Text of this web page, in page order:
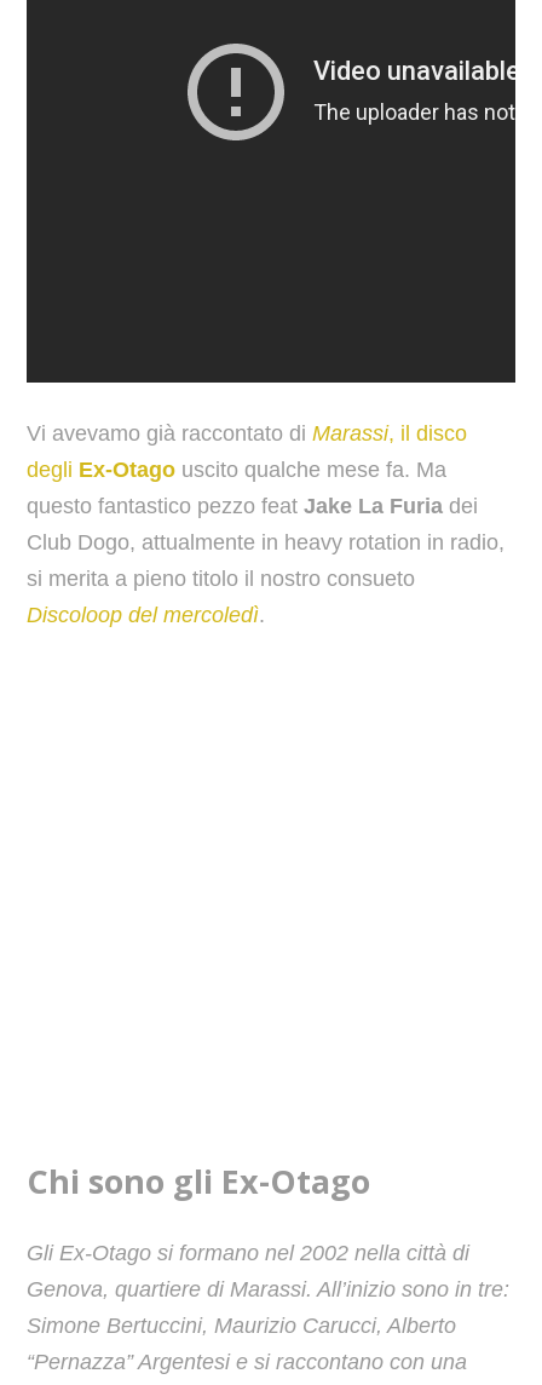
Vi avevamo già raccontato di Marassi, il disco
degli Ex-Otagouscito qualche mese fa. Ma
questo fantastico pezzo feat Jake La Furia dei
Club Dogo, attualmente in heavy rotation in radio,
si merita a pieno titolo il nostro consueto
Discoloop del mercoledì.
Chi sono gli Ex-Otago
Gli Ex-Otago si formano nel 2002 nella città di
Genova, quartiere di Marassi. All’inizio sono in tre:
Simone Bertuccini, Maurizio Carucci, Alberto
“Pernazza” Argentesi e si raccontano con una